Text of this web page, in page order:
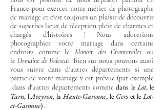
France pour exercer notre métier de photographe
de mariage et c'est toujours un plaisir de découvrir
de superbes lieux de réception plein de charmes et
chargés d'histoires ! Nous adorerions
photographier votre mariage dans certains
endroits comme le Manoir des Chanterelles ou
leDomaine de Balestat. Bien sur nous pouvons aussi
vous suivre dans d'autres départements si une
partie de votre mariage y est prévue (par exemple
dans d'autres départements commedans le Lot, le
Tarn, l'Aveyron, la Haute-Garonne, le Gers et le Lot-
et-Garonne) .